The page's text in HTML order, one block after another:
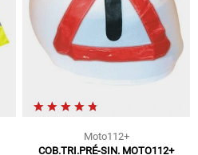
Moto112+
COB.TRI.PRÉ-SIN. MOTO112+